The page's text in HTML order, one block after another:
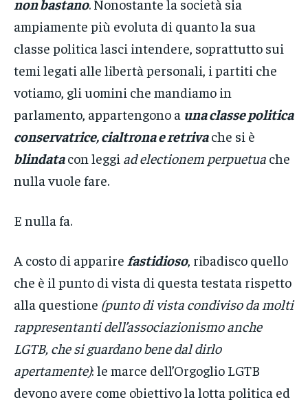
non bastano. Nonostante la società sia
ampiamente più evoluta di quanto la sua
classe politica lasci intendere, soprattutto sui
temi legati alle libertà personali, i partiti che
votiamo, gli uomini che mandiamo in
parlamento, appartengono a una classe politica
conservatrice, cialtrona e retrivache si è
blindatacon leggi ad electionem perpuetua che
nulla vuole fare.
E nulla fa.
A costo di apparire fastidioso, ribadisco quello
che è il punto di vista di questa testata rispetto
alla questione (punto di vista condiviso da molti
rappresentanti dell’associazionismo anche
LGTB, che si guardano bene dal dirlo
apertamente): le marce dell’Orgoglio LGTB
devono avere come obiettivo la lotta politica ed